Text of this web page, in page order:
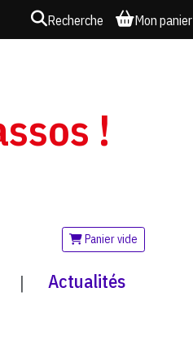
Recherche Mon panier
!
Panier vide
| Actualités